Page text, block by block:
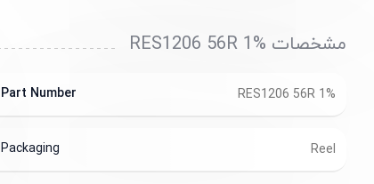
مشخصات RES1206 56R 1%
RES1206 56R 1%
Part Number
Reel
Packaging